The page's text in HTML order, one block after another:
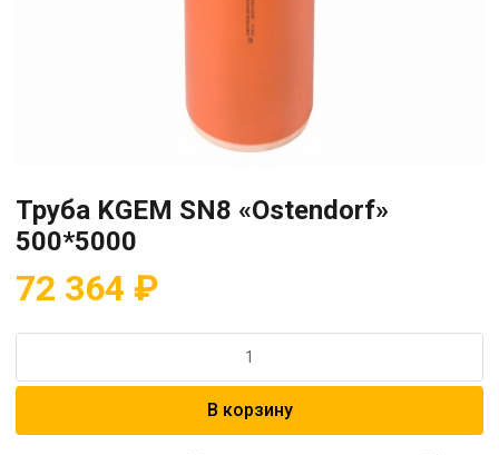
Труба KGEM SN8 «Ostendorf»
500*5000
72 364 ₽
Труба
В корзину